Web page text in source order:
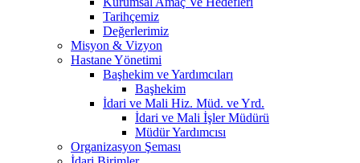
Tarihçemiz
Değerlerimiz
Misyon & Vizyon
Hastane Yönetimi
Başhekim ve Yardımcıları
Başhekim
İdari ve Mali Hiz. Müd. ve Yrd.
İdari ve Mali İşler Müdürü
Müdür Yardımcısı
Organizasyon Şeması